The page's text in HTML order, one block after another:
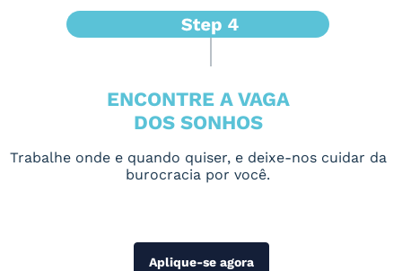
ENCONTRE A VAGA
DOS SONHOS
Trabalhe onde e quando quiser, e deixe-nos cuidar da
burocracia por você.
Aplique-se agora